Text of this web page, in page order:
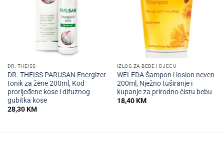
DR. THEISS
DR. THEISS PARUSAN Energizer
tonik za žene 200ml, Kod
prorijeđene kose i difuznog
gubitka kose
28,30KM
IZLOG ZA BEBE I DJECU
WELEDA Šampon i losion neven
200ml, Nježno tuširanje i
kupanje za prirodno čistu bebu
18,40KM